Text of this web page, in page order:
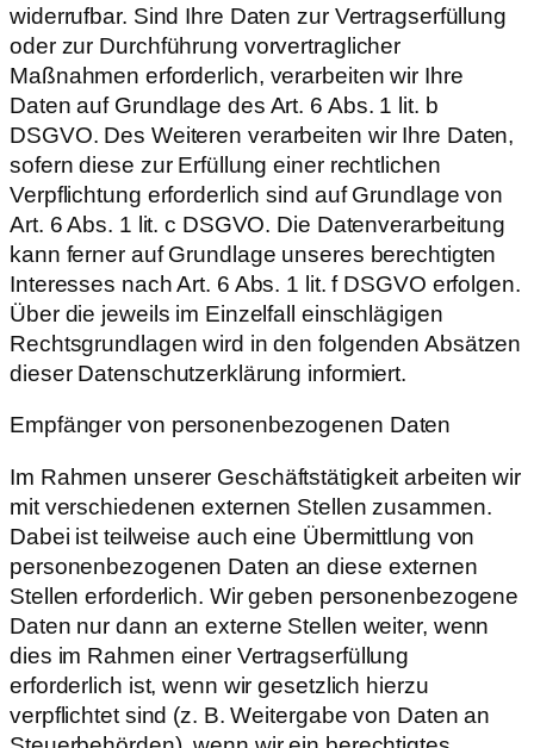
widerrufbar. Sind Ihre Daten zur Vertragserfüllung
oder zur Durchführung vorvertraglicher
Maßnahmen erforderlich, verarbeiten wir Ihre
Daten auf Grundlage des Art. 6 Abs. 1 lit. b
DSGVO. Des Weiteren verarbeiten wir Ihre Daten,
sofern diese zur Erfüllung einer rechtlichen
Verpflichtung erforderlich sind auf Grundlage von
Art. 6 Abs. 1 lit. c DSGVO. Die Datenverarbeitung
kann ferner auf Grundlage unseres berechtigten
Interesses nach Art. 6 Abs. 1 lit. f DSGVO erfolgen.
Über die jeweils im Einzelfall einschlägigen
Rechtsgrundlagen wird in den folgenden Absätzen
dieser Datenschutzerklärung informiert.
Empfänger von personenbezogenen Daten
Im Rahmen unserer Geschäftstätigkeit arbeiten wir
mit verschiedenen externen Stellen zusammen.
Dabei ist teilweise auch eine Übermittlung von
personenbezogenen Daten an diese externen
Stellen erforderlich. Wir geben personenbezogene
Daten nur dann an externe Stellen weiter, wenn
dies im Rahmen einer Vertragserfüllung
erforderlich ist, wenn wir gesetzlich hierzu
verpflichtet sind (z. B. Weitergabe von Daten an